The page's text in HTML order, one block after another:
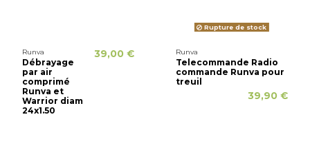
Runva
Débrayage
par air
comprimé
Runva et
Warrior diam
24x1.50
39,00 €
Rupture de stock
Runva
Telecommande Radio
commande Runva pour
treuil
39,90 €